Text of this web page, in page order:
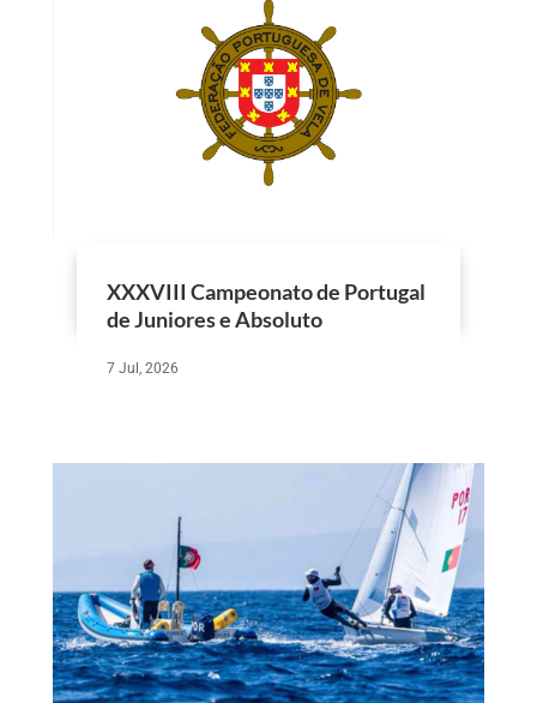
XXXVIII Campeonato de Portugal
de Juniores e Absoluto
7 Jul, 2026